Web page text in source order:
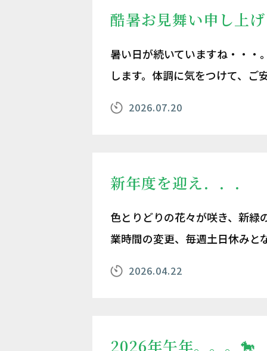
酷暑お見舞い申し上
暑い日が続いていますね・・・
します。体調に気をつけて、
2026.07.20
新年度を迎え．．．
色とりどりの花々が咲き、新緑
業時間の変更、毎週土日休み
2026.04.22
2026年午年。。。🐎